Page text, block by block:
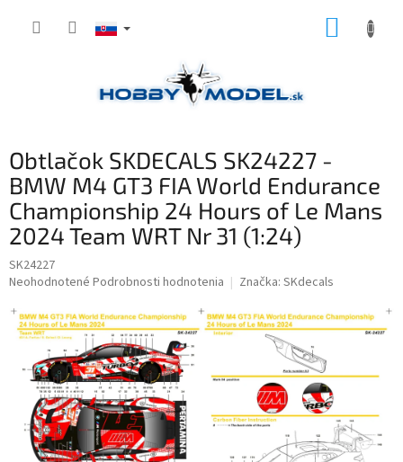
Obtlačok SKDECALS SK24227 -
BMW M4 GT3 FIA World Endurance
Championship 24 Hours of Le Mans
2024 Team WRT Nr 31 (1:24)
SK24227
Priemerné
produktu
je
hviezdičiek.
Neohodnotené Podrobnosti hodnotenia Značka: SKdecals